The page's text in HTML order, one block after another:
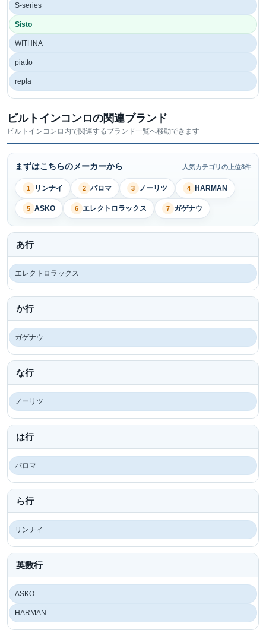
S-series
Sisto
WITHNA
piatto
repla
ビルトインコンロの関連ブランド
ビルトインコンロ内で関連するブランド一覧へ移動できます
まずはこちらのメーカーから 人気カテゴリの上位8件
1 リンナイ 2 パロマ 3 ノーリツ 4 HARMAN
5 ASKO 6 エレクトロラックス 7 ガゲナウ
あ行
エレクトロラックス
か行
ガゲナウ
な行
ノーリツ
は行
パロマ
ら行
リンナイ
英数行
ASKO
HARMAN